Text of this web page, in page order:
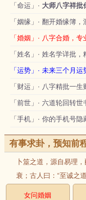
「命运」· 大师八字祥批
「姻缘」· 翻开婚缘簿
「婚姻」· 八字合婚，
「姓名」· 姓名学详批
「运势」· 未来三个月
「财运」· 八字精批一
「前世」· 六道轮回转
「手机」· 你的手机号
有事求卦，预知前
卜筮之道，源自易理
衰；古人曰：“至诚之道
女问婚姻